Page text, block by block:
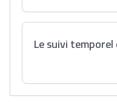
Le suivi